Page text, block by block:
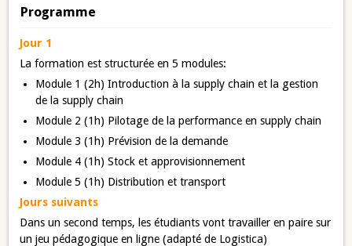
Programme
Jour 1
La formation est structurée en 5 modules:
Module 1 (2h) Introduction à la supply chain et la gestion
de la supply chain
Module 2 (1h) Pilotage de la performance en supply chain
Module 3 (1h) Prévision de la demande
Module 4 (1h) Stock et approvisionnement
Module 5 (1h) Distribution et transport
Jours suivants
Dans un second temps, les étudiants vont travailler en paire sur
un jeu pédagogique en ligne (adapté de Logistica)